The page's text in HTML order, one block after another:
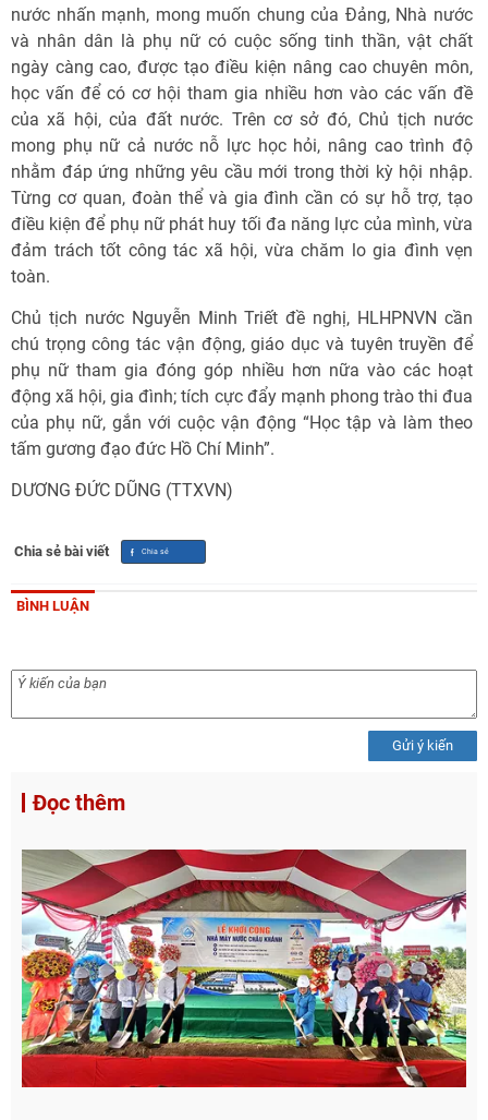
nước nhấn mạnh, mong muốn chung của Đảng, Nhà nước
và nhân dân là phụ nữ có cuộc sống tinh thần, vật chất
ngày càng cao, được tạo điều kiện nâng cao chuyên môn,
học vấn để có cơ hội tham gia nhiều hơn vào các vấn đề
của xã hội, của đất nước. Trên cơ sở đó, Chủ tịch nước
mong phụ nữ cả nước nỗ lực học hỏi, nâng cao trình độ
nhằm đáp ứng những yêu cầu mới trong thời kỳ hội nhập.
Từng cơ quan, đoàn thể và gia đình cần có sự hỗ trợ, tạo
điều kiện để phụ nữ phát huy tối đa năng lực của mình, vừa
đảm trách tốt công tác xã hội, vừa chăm lo gia đình vẹn
toàn.
Chủ tịch nước Nguyễn Minh Triết đề nghị, HLHPNVN cần
chú trọng công tác vận động, giáo dục và tuyên truyền để
phụ nữ tham gia đóng góp nhiều hơn nữa vào các hoạt
động xã hội, gia đình; tích cực đẩy mạnh phong trào thi đua
của phụ nữ, gắn với cuộc vận động “Học tập và làm theo
tấm gương đạo đức Hồ Chí Minh”.
DƯƠNG ĐỨC DŨNG (TTXVN)
Chia sẻ bài viết
BÌNH LUẬN
Gửi ý kiến
Đọc thêm